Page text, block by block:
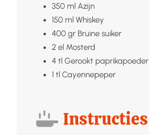
350 ml Azijn
150 ml Whiskey
400 gr Bruine suiker
2 el Mosterd
4 tl Gerookt paprikapoeder
1 tl Cayennepeper
Instructies